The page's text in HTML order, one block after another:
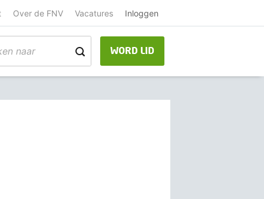
Over de FNV Vacatures Inloggen
WORD LID